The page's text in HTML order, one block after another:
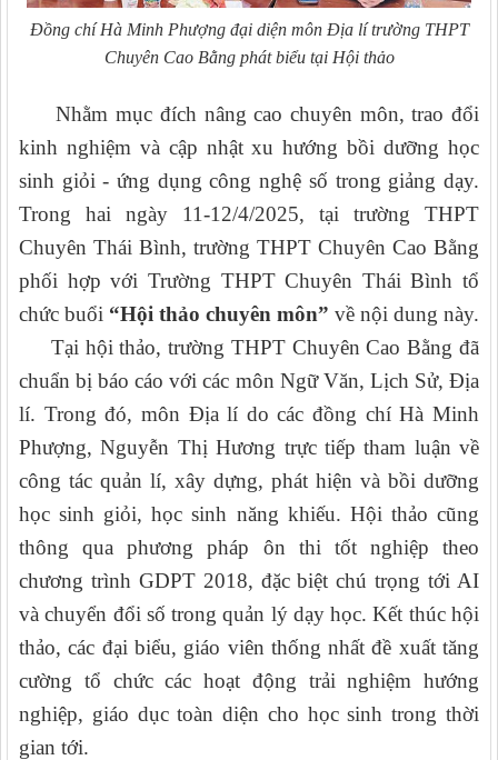
Đồng chí Hà Minh Phượng đại diện môn Địa lí trường THPT
Chuyên Cao Bằngphát biểu tại Hội thảo
Nhằm mục đích nâng cao chuyên môn, trao đổi
kinh nghiệm và cập nhật xu hướng bồi dưỡng học
sinh giỏi - ứng dụng công nghệ số trong giảng dạy.
Trong hai ngày 11-12/4/2025, tại trường THPT
Chuyên Thái Bình, trường THPT Chuyên Cao Bằng
phối hợp với Trường THPT Chuyên Thái Bình tổ
chức buổi “Hội thảo chuyên môn” về nội dung này.
Tại hội thảo, trường THPT Chuyên Cao Bằng đã
chuẩn bị báo cáo với các môn Ngữ Văn, Lịch Sử, Địa
lí. Trong đó, môn Địa lí do các đồng chí Hà Minh
Phượng, Nguyễn Thị Hương trực tiếp tham luận về
công tác quản lí, xây dựng, phát hiện và bồi dưỡng
học sinh giỏi, học sinh năng khiếu. Hội thảo cũng
thông qua phương pháp ôn thi tốt nghiệp theo
chương trình GDPT 2018, đặc biệt chú trọng tới AI
và chuyển đổi số trong quản lý dạy học. Kết thúc hội
thảo, các đại biểu, giáo viên thống nhất đề xuất tăng
cường tổ chức các hoạt động trải nghiệm hướng
nghiệp, giáo dục toàn diện cho học sinh trong thời
gian tới.